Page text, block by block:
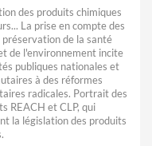
des produits chimiques
La prise en compte des
préservation de la santé
de l'environnement incite
publiques nationales et
à des réformes
radicales. Portrait des
REACH et CLP, qui
la législation des produits